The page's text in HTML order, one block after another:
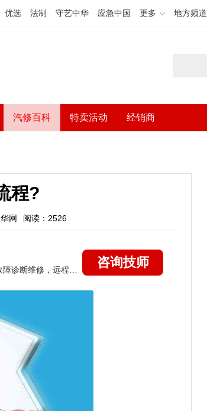
优选 法制 守艺中华 应急中国 更多 地方频道
汽修百科 特卖活动 经销商
程?
网 阅读：2526
咨询技师